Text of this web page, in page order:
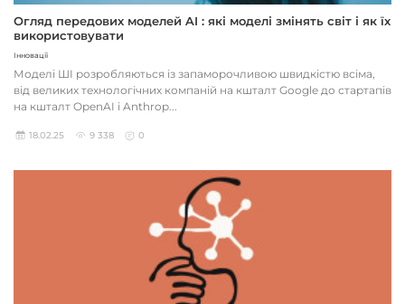
Огляд передових моделей AI : які моделі змінять світ і як їх
використовувати
Інновації
Моделі ШІ розробляються із запаморочливою швидкістю всіма,
від великих технологічних компаній на кшталт Google до стартапів
на кшталт OpenAI і Anthrop...
18.02.25 9 338 0